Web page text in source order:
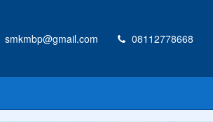
smkmbp@gmail.com 08112778668